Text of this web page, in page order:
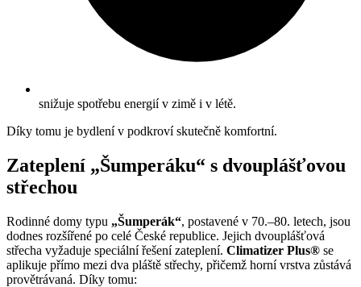
snižuje spotřebu energií v zimě i v létě.
Díky tomu je bydlení v podkroví skutečně komfortní.
Zateplení „Šumperáku“ s dvouplášťovou
střechou
Rodinné domy typu „Šumperák“, postavené v 70.–80. letech, jsou
dodnes rozšířené po celé České republice. Jejich dvouplášťová
střecha vyžaduje speciální řešení zateplení. Climatizer Plus® se
aplikuje přímo mezi dva pláště střechy, přičemž horní vrstva zůstává
provětrávaná. Díky tomu: